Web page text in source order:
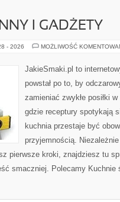
I GADŻETY
- 2026 MOŻLIWOŚĆ
JakieSmaki.pl to
powstał po to, by
zamieniać zwykłe posiłki
gdzie receptury spotykają
kuchnia przestaje być
przyjemnością.
pierwsze kroki, znajdziesz tu
smaczniej. Polecamy Kuchnie